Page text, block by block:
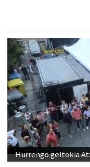
Hurrengo geltokia